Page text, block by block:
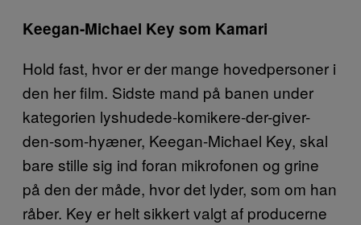
Keegan-Michael Key som Kamari
Hold fast, hvor er der mange hovedpersoner i
den her film. Sidste mand på banen under
kategorien lyshudede-komikere-der-giver-
den-som-hyæner, Keegan-Michael Key, skal
bare stille sig ind foran mikrofonen og grine
på den der måde, hvor det lyder, som om han
råber. Key er helt sikkert valgt af producerne